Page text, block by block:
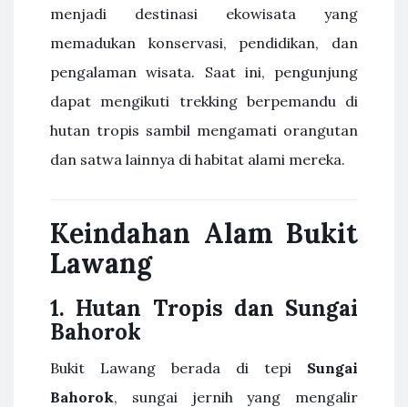
menjadi destinasi ekowisata yang
memadukan konservasi, pendidikan, dan
pengalaman wisata. Saat ini, pengunjung
dapat mengikuti trekking berpemandu di
hutan tropis sambil mengamati orangutan
dan satwa lainnya di habitat alami mereka.
Keindahan Alam Bukit
Lawang
1. Hutan Tropis dan Sungai
Bahorok
Bukit Lawang berada di tepi Sungai
Bahorok, sungai jernih yang mengalir